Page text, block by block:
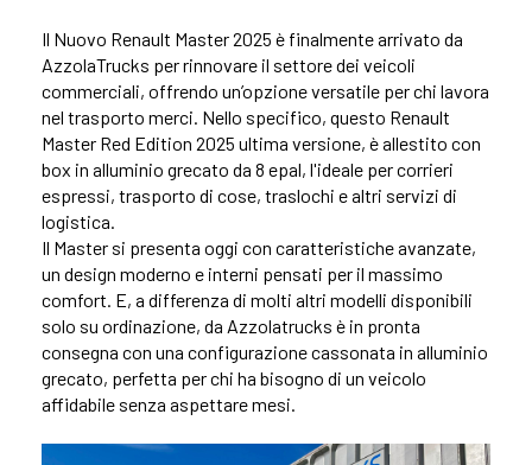
Il Nuovo Renault Master 2025 è finalmente arrivato da
AzzolaTrucks per rinnovare il settore dei veicoli
commerciali, offrendo un’opzione versatile per chi lavora
nel trasporto merci. Nello specifico, questo Renault
Master Red Edition 2025 ultima versione, è allestito con
box in alluminio grecato da 8 epal, l'ideale per corrieri
espressi, trasporto di cose, traslochi e altri servizi di
logistica.
Il Master si presenta oggi con caratteristiche avanzate,
un design moderno e interni pensati per il massimo
comfort. E, a differenza di molti altri modelli disponibili
solo su ordinazione, da Azzolatrucks è in pronta
consegna con una configurazione cassonata in alluminio
grecato, perfetta per chi ha bisogno di un veicolo
affidabile senza aspettare mesi.